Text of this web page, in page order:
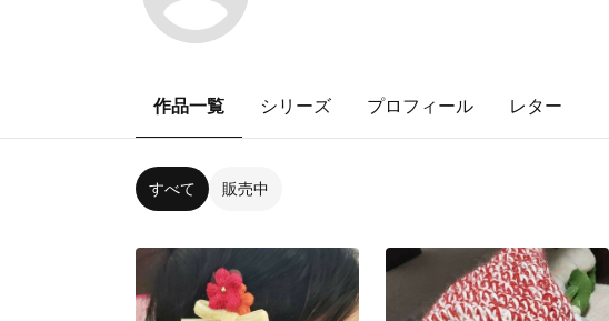
作品一覧 シリーズ プロフィール レター
すべて 販売中